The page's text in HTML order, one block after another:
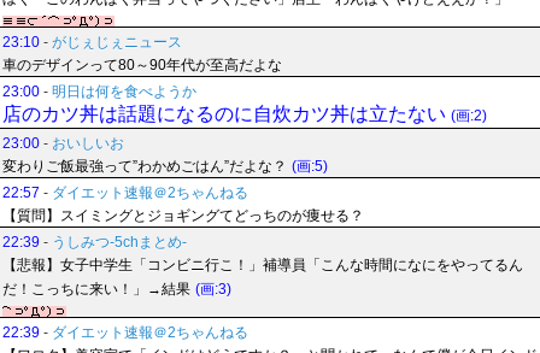
23:10 - がじぇじぇニュース
車のデザインって80～90年代が至高だよな
23:00 - 明日は何を食べようか
店のカツ丼は話題になるのに自炊カツ丼は立たない (画:2)
23:00 - おいしいお
変わりご飯最強って”わかめごはん”だよな？ (画:5)
22:57 - ダイエット速報＠2ちゃんねる
【質問】スイミングとジョギングてどっちのが痩せる？
22:39 - うしみつ-5chまとめ-
【悲報】女子中学生「コンビニ行こ！」補導員「こんな時間になにをやってるん
だ！こっちに来い！」→結果 (画:3)
22:39 - ダイエット速報＠2ちゃんねる